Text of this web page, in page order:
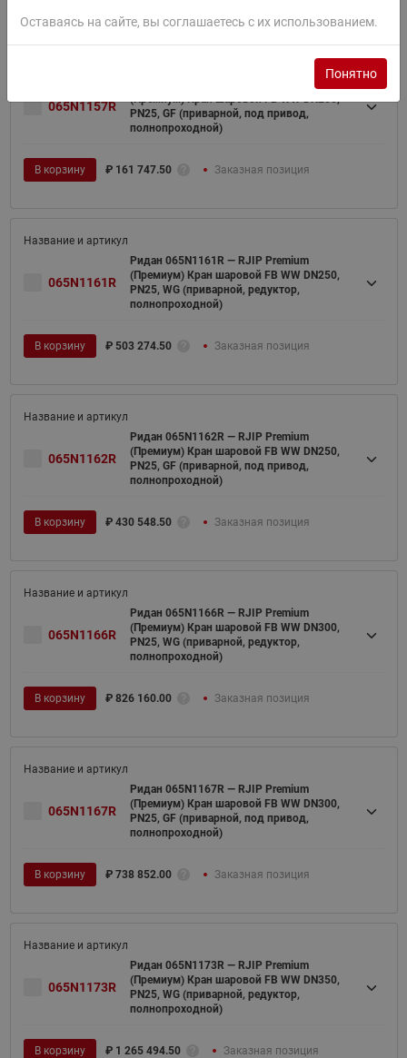
065N1157R
(Премиум) Кран шаровой FB WW DN200,
PN25, GF (приварной, под привод,
полнопроходной)
В корзину ₽ 161 747.50 Заказная позиция
065N1161R
Ридан 065N1161R — RJIP Premium
(Премиум) Кран шаровой FB WW DN250,
PN25, WG (приварной, редуктор,
полнопроходной)
В корзину ₽ 503 274.50 Заказная позиция
065N1162R
Ридан 065N1162R — RJIP Premium
(Премиум) Кран шаровой FB WW DN250,
PN25, GF (приварной, под привод,
полнопроходной)
В корзину ₽ 430 548.50 Заказная позиция
065N1166R
Ридан 065N1166R — RJIP Premium
(Премиум) Кран шаровой FB WW DN300,
PN25, WG (приварной, редуктор,
полнопроходной)
В корзину ₽ 826 160.00 Заказная позиция
065N1167R
Ридан 065N1167R — RJIP Premium
(Премиум) Кран шаровой FB WW DN300,
PN25, GF (приварной, под привод,
полнопроходной)
В корзину ₽ 738 852.00 Заказная позиция
065N1173R
Ридан 065N1173R — RJIP Premium
(Премиум) Кран шаровой FB WW DN350,
PN25, WG (приварной, редуктор,
полнопроходной)
В корзину ₽ 1 265 494.50 Заказная позиция
Оставаясь на сайте, вы соглашаетесь с их использованием.
Понятно